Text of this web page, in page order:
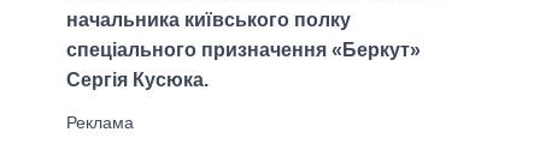
начальника київського полку
спеціального призначення «Беркут»
Сергія Кусюка.